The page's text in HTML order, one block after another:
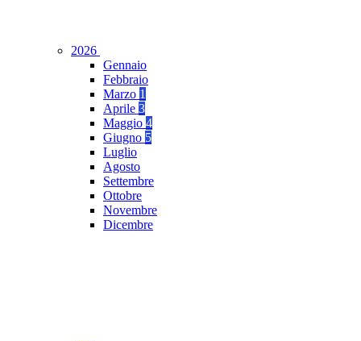
2026
Gennaio
Febbraio
Marzo 1
Aprile 3
Maggio 4
Giugno 5
Luglio
Agosto
Settembre
Ottobre
Novembre
Dicembre